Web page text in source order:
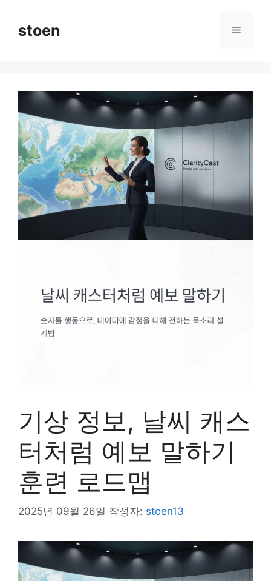
stoen 메
기상 정보, 날씨 캐스
터처럼 예보 말하기
훈련 로드맵
2025년 09월 26일 작성자: stoen13